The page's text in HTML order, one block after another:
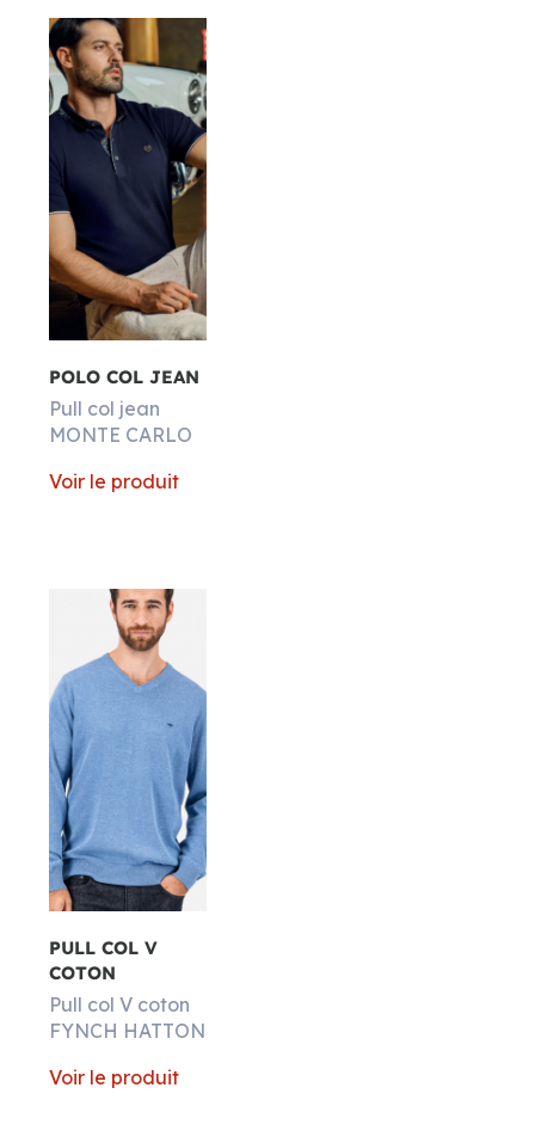
POLO COL JEAN
Pull col jean
MONTE CARLO
Voir le produit
PULL COL V
COTON
Pull col V coton
FYNCH HATTON
Voir le produit